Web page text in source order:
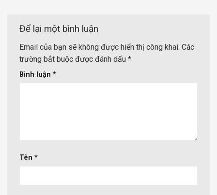
Để lại một bình luận
Email của bạn sẽ không được hiển thị công khai. Các
trường bắt buộc được đánh dấu *
Bình luận *
Tên *